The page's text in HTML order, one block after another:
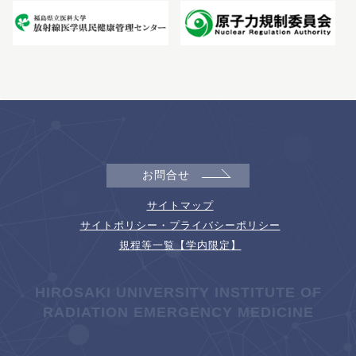
お問合せ
サイトマップ
サイトポリシー・プライバシーポリシー
規程等一覧【学内限定】
HIROSAKI UNIVERSITY INSTITUTE OF
RADIATION EMERGENCY MEDICINE